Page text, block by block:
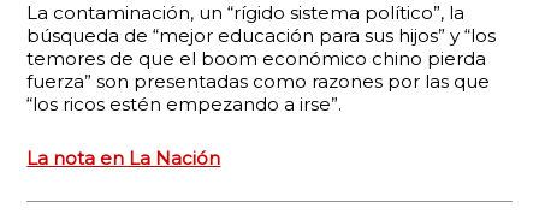
La contaminación, un “rígido sistema político”, la
búsqueda de “mejor educación para sus hijos” y “los
temores de que el boom económico chino pierda
fuerza” son presentadas como razones por las que
“los ricos estén empezando a irse”.
La nota en La Nación